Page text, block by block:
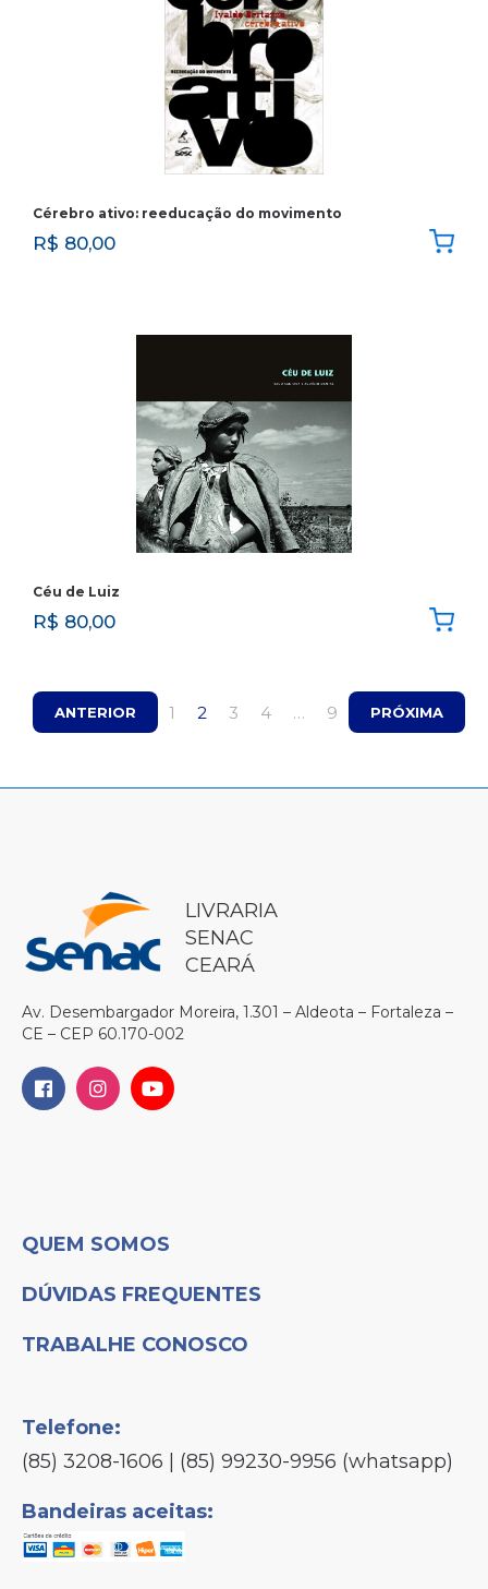
Cérebro ativo: reeducação do movimento
R$ 80,00
Céu de Luiz
R$ 80,00
ANTERIOR 1 2 3 4 … 9 PRÓXIMA
LIVRARIA
SENAC
CEARÁ
Av. Desembargador Moreira, 1.301 – Aldeota – Fortaleza –
CE – CEP 60.170-002
QUEM SOMOS
DÚVIDAS FREQUENTES
TRABALHE CONOSCO
Telefone:
(85) 3208-1606 | (85) 99230-9956 (whatsapp)
Bandeiras aceitas: